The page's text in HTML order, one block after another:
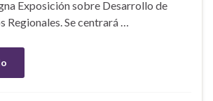
Exposición sobre Desarrollo de
Se centrará …